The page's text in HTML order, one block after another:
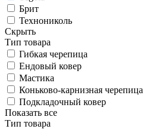
Брит
Технониколь
Скрыть
Тип товара
Гибкая черепица
Ендовый ковер
Мастика
Коньково-карнизная черепица
Подкладочный ковер
Показать все
Тип товара